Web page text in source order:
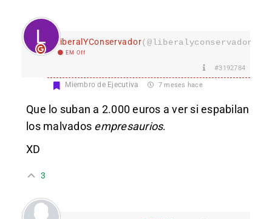
LiberalYConservador
EM Off
#3192784
Miembro de Ejecutiva 7 meses hace
Que lo suban a 2.000 euros a ver si espabilan
los malvados empresaurios.
XD
3